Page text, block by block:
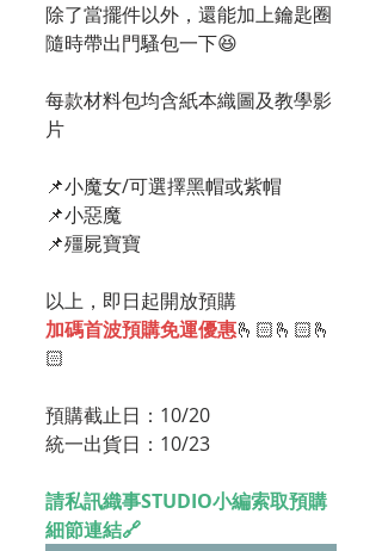
除了當擺件以外，還能加上鑰匙圈
隨時帶出門騷包一下😆
每款材料包均含紙本織圖及教學影
片
📌小魔女/可選擇黑帽或紫帽
📌小惡魔
📌殭屍寶寶
以上，即日起開放預購
加碼首波預購免運優惠🫰🏻🫰🏻🫰
🏻
預購截止日：10/20
統一出貨日：10/23
請私訊織事STUDIO小編索取預購
細節連結🔗